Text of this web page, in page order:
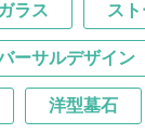
ガラス ス
ーサルデザイン
洋型墓石